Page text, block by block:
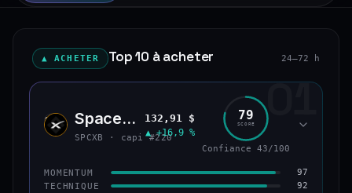
▲ ACHETER Top 10 à acheter 24–72 h
01
SPCX SpaceX (bStocks Tokenized Stock)
SPCXB · capi #220
132,91 $
▲ +16,9 %
79
SCORE
Confiance 43/100
MOMENTUM 97
TECHNIQUE 92